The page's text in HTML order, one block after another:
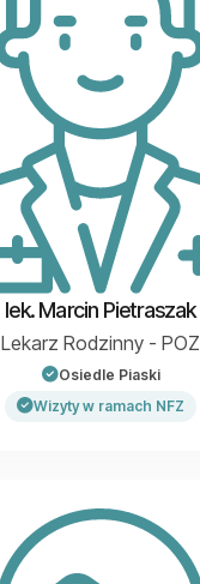
lek. Marcin Pietraszak
Lekarz Rodzinny - POZ
Osiedle Piaski
Wizyty w ramach NFZ